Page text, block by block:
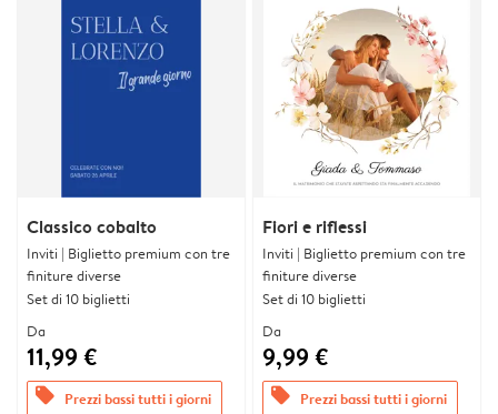
Classico cobalto
Inviti | Biglietto premium con tre
finiture diverse
Set di 10 biglietti
Da
11,99 €
offers Prezzi bassi tutti i giorni
Fiori e riflessi
Inviti | Biglietto premium con tre
finiture diverse
Set di 10 biglietti
Da
9,99 €
offers Prezzi bassi tutti i giorni